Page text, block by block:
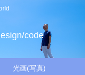
code
光画(写真)